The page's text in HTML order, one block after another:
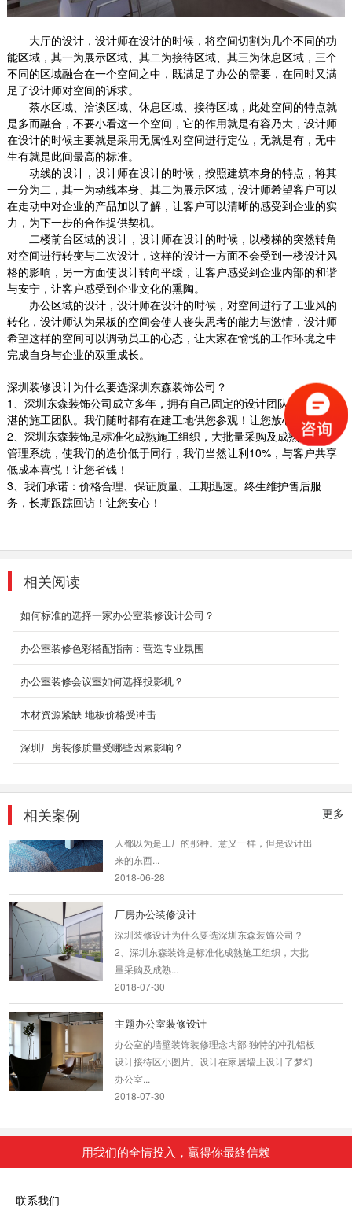
大厅的设计，设计师在设计的时候，将空间切割为几个不同的功
能区域，其一为展示区域、其二为接待区域、其三为休息区域，三个
不同的区域融合在一个空间之中，既满足了办公的需要，在同时又满
足了设计师对空间的诉求。
茶水区域、洽谈区域、休息区域、接待区域，此处空间的特点就
是多而融合，不要小看这一个空间，它的作用就是有容乃大，设计师
在设计的时候主要就是采用无属性对空间进行定位，无就是有，无中
生有就是此间最高的标准。
动线的设计，设计师在设计的时候，按照建筑本身的特点，将其
一分为二，其一为动线本身、其二为展示区域，设计师希望客户可以
在走动中对企业的产品加以了解，让客户可以清晰的感受到企业的实
力，为下一步的合作提供契机。
二楼前台区域的设计，设计师在设计的时候，以楼梯的突然转角
对空间进行转变与二次设计，这样的设计一方面不会受到一楼设计风
格的影响，另一方面使设计转向平缓，让客户感受到企业内部的和谐
与安宁，让客户感受到企业文化的熏陶。
办公区域的设计，设计师在设计的时候，对空间进行了工业风的
转化，设计师认为呆板的空间会使人丧失思考的能力与激情，设计师
希望这样的空间可以调动员工的心态，让大家在愉悦的工作环境之中
完成自身与企业的双重成长。
深圳装修设计为什么要选深圳东森装饰公司？
1、深圳东森装饰公司成立多年，拥有自己固定的设计团队和手艺精
湛的施工团队。我们随时都有在建工地供您参观！让您放心！
2、深圳东森装饰是标准化成熟施工组织，大批量采购及成熟的施工
管理系统，使我们的造价低于同行，我们当然让利10%，与客户共享
低成本喜悦！让您省钱！
3、我们承诺：价格合理、保证质量、工期迅速。终生维护售后服
务，长期跟踪回访！让您安心！
相关阅读
如何标准的选择一家办公室装修设计公司？
办公室装修色彩搭配指南：营造专业氛围
办公室装修会议室如何选择投影机？
木材资源紧缺 地板价格受冲击
深圳厂房装修质量受哪些因素影响？
更多
相关案例
园区厂房会客厅装修
其行业性质决定了它在办公室装修方面注定要与
光怪陆离的设计和色彩纷呈的搭配说再见。设计
师选择...
2018-08-29
福田科技办公室装修
空间设计中充分利用了来自自然光线、为本来就
独树一帜的智慧办公赋予了灵动的生命力。空间
设计打...
2018-07-30
车间办公室装修案例
车间办公室装修特点一：前瞻性设计现代办公
室，电脑不可缺，较大型的办公室经常使用网络
工人生产操作的环境以及工作效率的高低，其重
要性可见一斑...
2018-07-30
大型厂房装饰
深圳装修设计为什么要选深圳东森装饰公司？
2、深圳东森装饰是标准化成熟施工组织，大批
量采购及成熟...
2018-07-30
来的东西...
2018-06-28
厂房办公装修设计
深圳装修设计为什么要选深圳东森装饰公司？
2、深圳东森装饰是标准化成熟施工组织，大批
量采购及成熟...
2018-07-30
主题办公室装修设计
办公室的墙壁装饰装修理念内部·独特的冲孔铝板
设计接待区小图片。设计在家居墙上设计了梦幻
办公室...
2018-07-30
园区厂房会客厅装修
其行业性质决定了它在办公室装修方面注定要与
用我们的全情投入，贏得你最終信赖
联系我们